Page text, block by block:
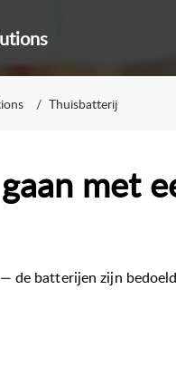
Thuisbatterij
met
de batterijen zijn